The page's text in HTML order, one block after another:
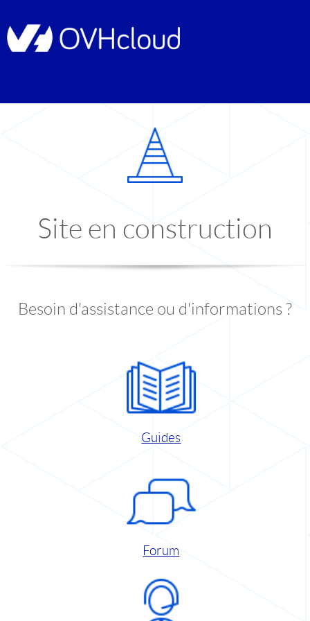
Site en construction
Besoin d'assistance ou d'informations ?
Guides
Forum